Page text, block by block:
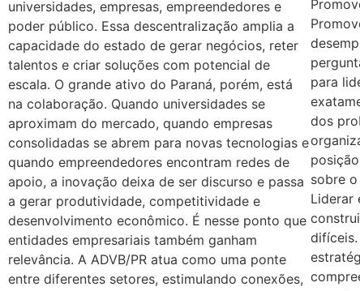
universidades, empresas, empreendedores e
poder público. Essa descentralização amplia a
capacidade do estado de gerar negócios, reter
talentos e criar soluções com potencial de
escala. O grande ativo do Paraná, porém, está
na colaboração. Quando universidades se
aproximam do mercado, quando empresas
consolidadas se abrem para novas tecnologias e
quando empreendedores encontram redes de
apoio, a inovação deixa de ser discurso e passa
a gerar produtividade, competitividade e
desenvolvimento econômico. É nesse ponto que
entidades empresariais também ganham
relevância. A ADVB/PR atua como uma ponte
entre diferentes setores, estimulando conexões,
para
dos
sobre
Liderar